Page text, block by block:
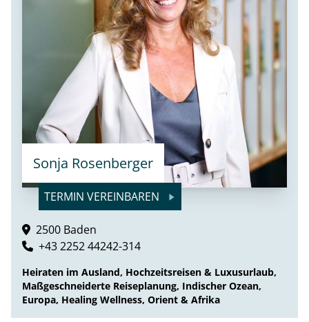
Sonja Rosenberger
TERMIN VEREINBAREN
2500 Baden
+43 2252 44242-314
Heiraten im Ausland, Hochzeitsreisen & Luxusurlaub,
Maßgeschneiderte Reiseplanung, Indischer Ozean,
Europa, Healing Wellness, Orient & Afrika